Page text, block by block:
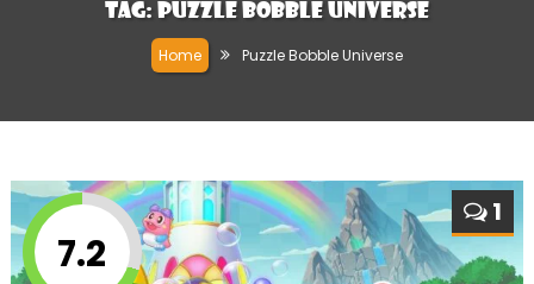
Tag: Puzzle Bobble Universe
Home Puzzle Bobble Universe
7.2
1